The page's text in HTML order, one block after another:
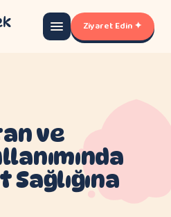
Ziyaret Edin ✦
ve
Sağlığına